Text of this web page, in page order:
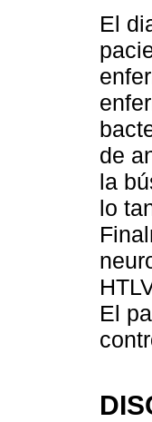
El
de
la
lo
El